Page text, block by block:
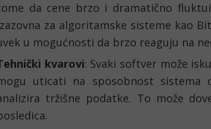
da cene brzo i dramatično
za algoritamske sisteme kao
u mogućnosti da brzo reaguju na
kvarovi: Svaki softver može
uticati na sposobnost sistema
tržišne podatke. To može